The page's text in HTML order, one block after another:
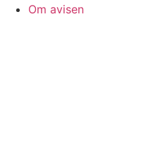
Om avisen